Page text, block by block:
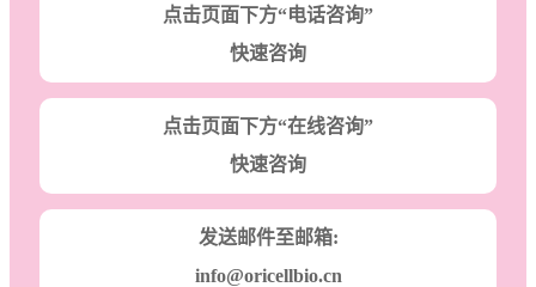
点击页面下方“电话咨询”
快速咨询
点击页面下方“在线咨询”
快速咨询
发送邮件至邮箱:
info@oricellbio.cn